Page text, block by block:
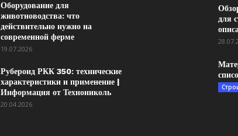
Оборудование для
животноводства: что
действительно нужно на
современной ферме
19.07.2026
Рубероид РКК 350: технические
характеристики и применение |
Информация от Технониколь
20.04.2026
для